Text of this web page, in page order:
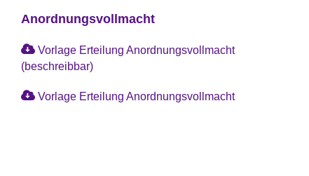
Anordnungsvollmacht
Vorlage Erteilung Anordnungsvollmacht
(beschreibbar)
Vorlage Erteilung Anordnungsvollmacht